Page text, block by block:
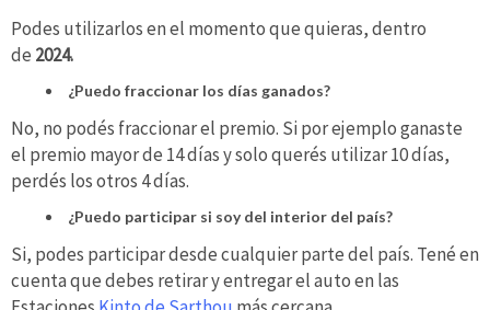
Podes utilizarlos en el momento que quieras, dentro
de 2024.
¿Puedo fraccionar los días ganados?
No, no podés fraccionar el premio. Si por ejemplo ganaste
el premio mayor de 14 días y solo querés utilizar 10 días,
perdés los otros 4 días.
¿Puedo participar si soy del interior del país?
Si, podes participar desde cualquier parte del país. Tené en
cuenta que debes retirar y entregar el auto en las